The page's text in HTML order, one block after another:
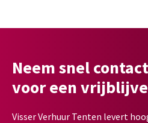
Neem snel
voor een
Visser Verhuur Tenten levert